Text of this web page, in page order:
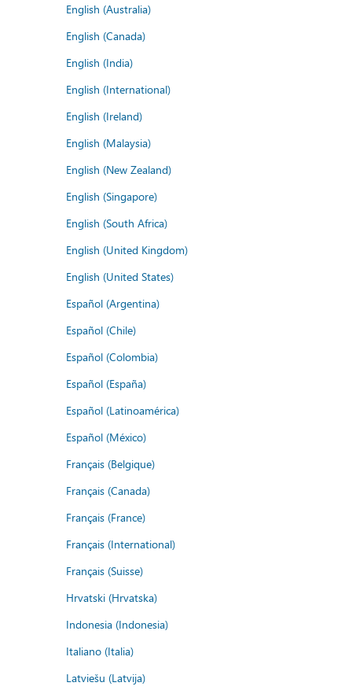
English (Australia)
English (Canada)
English (India)
English (International)
English (Ireland)
English (Malaysia)
English (New Zealand)
English (Singapore)
English (South Africa)
English (United Kingdom)
English (United States)
Español (Argentina)
Español (Chile)
Español (Colombia)
Español (España)
Español (Latinoamérica)
Español (México)
Français (Belgique)
Français (Canada)
Français (France)
Français (International)
Français (Suisse)
Hrvatski (Hrvatska)
Indonesia (Indonesia)
Italiano (Italia)
Latviešu (Latvija)